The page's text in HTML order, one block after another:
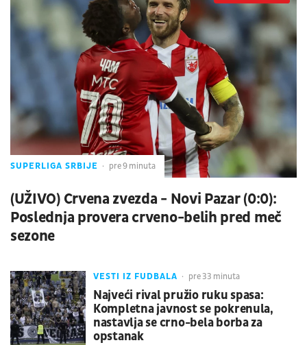
SUPERLIGA SRBIJE pre 9 minuta
(UŽIVO) Crvena zvezda - Novi Pazar (0:0):
Poslednja provera crveno-belih pred meč
sezone
VESTI IZ FUDBALA pre 33 minuta
Najveći rival pružio ruku spasa:
Kompletna javnost se pokrenula,
nastavlja se crno-bela borba za
opstanak